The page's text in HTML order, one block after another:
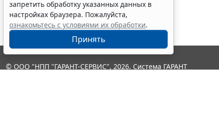
запретить обработку указанных данных в
настройках браузера. Пожалуйста,
ознакомьтесь с условиями их обработки.
Принять
© ООО "НПП "ГАРАНТ-СЕРВИС", 2026. Система ГАРАНТ